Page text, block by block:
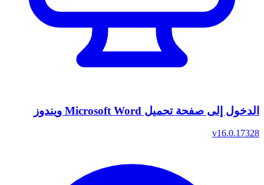
الدخول إلى صفحة تحميل Microsoft Word ويندوز
v16.0.17328